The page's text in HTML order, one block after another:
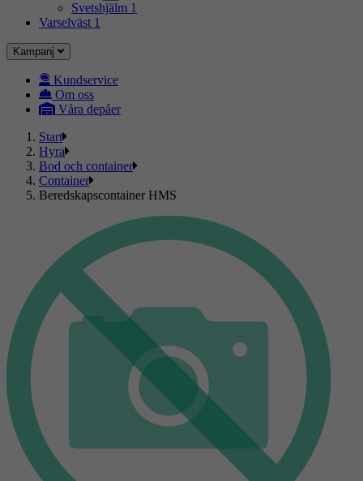
Svetshjälm 1
Varselväst 1
Kampanj
Kundservice
Om oss
Våra depåer
Start
Hyra
Bod och container
Container
Beredskapscontainer HMS